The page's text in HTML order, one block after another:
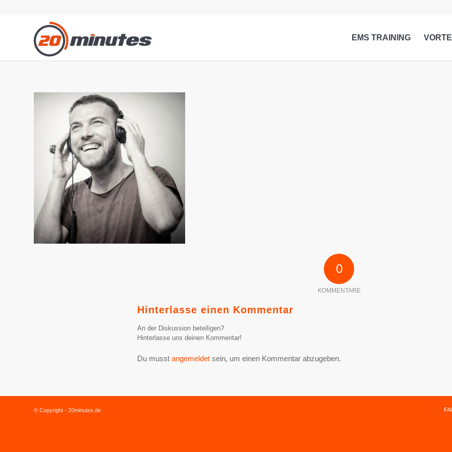
EMS TRAINING
0
KOMMENTARE
Hinterlasse einen Kommentar
An der Diskussion beteiligen?
Hinterlasse uns deinen Kommentar!
Du musst angemeldet sein, um einen Kommentar abzugeben.
© Copyright - 20minutes.de